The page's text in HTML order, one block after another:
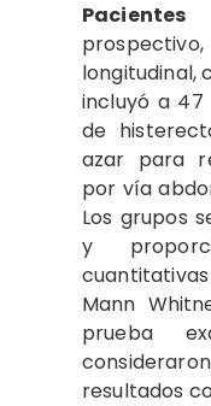
longitudinal,
incluyó a 47
de
azar para
por vía
Los grupos
y
Mann
prueba
resultados